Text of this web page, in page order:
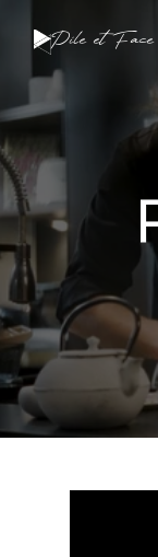
Pile et Face